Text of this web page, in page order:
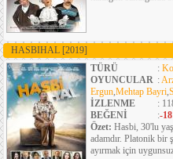
HASBIHAL [2019]
TÜRÜ
:
OYUNCULAR :
Ergun,Mehtap Bayri,
İZLENME
:
BEĞENİ
:-18
Özet: Hasbi, 30'lu
adamdır. Platonik bir
ayırmak için